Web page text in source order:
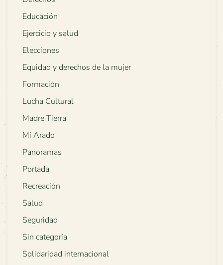
Educación
Ejercicio y salud
Elecciones
Equidad y derechos de la mujer
Formación
Lucha Cultural
Madre Tierra
Mi Arado
Panoramas
Portada
Recreación
Salud
Seguridad
Sin categoría
Solidaridad internacional